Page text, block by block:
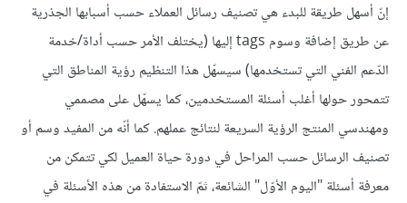
إنّ أسهل طريقة للبدء هي تصنيف رسائل العملاء حسب أسبابها الجذرية
عن طريق إضافة وسوم tags إليها (يختلف الأمر حسب أداة/خدمة
الدّعم الفني التي تستخدمها) سيسهّل هذا التنظيم رؤية المناطق التي
تتمحور حولها أغلب أسئلة المستخدمين، كما يسهّل على مصممي
ومهندسي المنتج الرؤية السريعة لنتائج عملهم. كما أنّه من المفيد وسم أو
تصنيف الرسائل حسب المراحل في دورة حياة العميل لكي تتمكن من
معرفة أسئلة "اليوم الأوّل" الشائعة، ثمّ الاستفادة من هذه الأسئلة في